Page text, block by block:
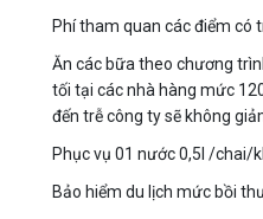
Phí tham quan các điểm có
Ăn các bữa theo chương
tối tại các nhà hàng mức
đến trễ công ty sẽ không
Phục vụ 01 nước 0,5l /chai/
Bảo hiểm du lịch mức bồi